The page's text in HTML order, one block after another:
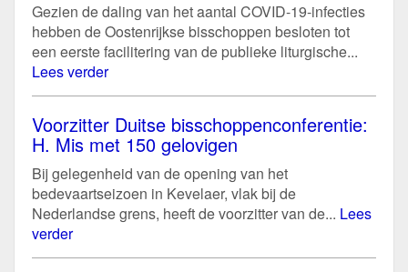
Gezien de daling van het aantal COVID-19-infecties
hebben de Oostenrijkse bisschoppen besloten tot
een eerste facilitering van de publieke liturgische...
Lees verder
Voorzitter Duitse bisschoppenconferentie:
H. Mis met 150 gelovigen
Bij gelegenheid van de opening van het
bedevaartseizoen in Kevelaer, vlak bij de
Nederlandse grens, heeft de voorzitter van de... Lees
verder